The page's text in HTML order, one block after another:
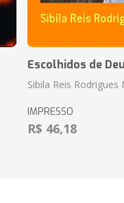
Escolhidos de
Sibila Reis
IMPRESSO
R$ 46,18